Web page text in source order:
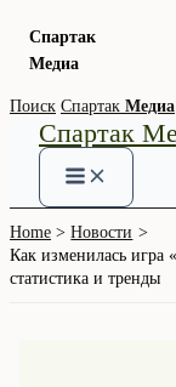
Спартак
Медиа
Skip
content
Поиск Спартак Медиа
Спартак
Home
Новости
Как изменилась игра
статистика и тренды